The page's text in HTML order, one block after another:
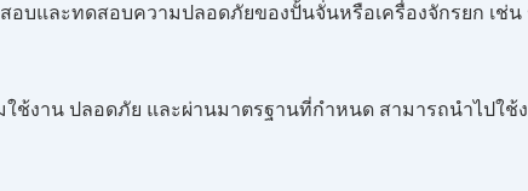
อบและทดสอบความปลอดภัยของปั้นจั่นหรือเครื่องจักรยก เช่
ช้งาน ปลอดภัย และผ่านมาตรฐานที่กำหนด สามารถนำไปใช้